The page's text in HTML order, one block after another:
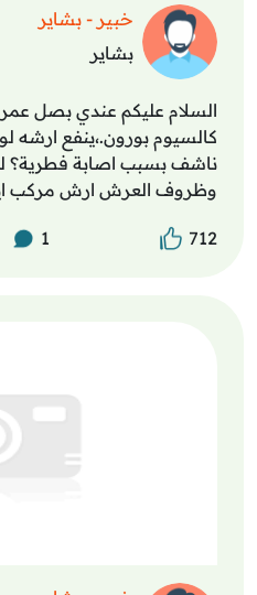
خبير - بشاير
بشاير
كالسيوم بورون.،ينفع ارشه
ناشف بسبب اصابة فطرية؟
وظروف العرش ارش مركب
712
1